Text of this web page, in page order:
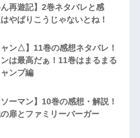
ん再遊記】2巻ネタバレと感
やぱりこうじゃないとね！
ャン△】11巻の感想ネタバレ！
は最高だぁ！11巻はまるまる
ンプ編
ソーマン】10巻の感想・解説！
扉とファミリーバーガー